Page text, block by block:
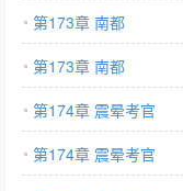
第173章 南都
第173章 南都
第174章 震晕考官
第174章 震晕考官